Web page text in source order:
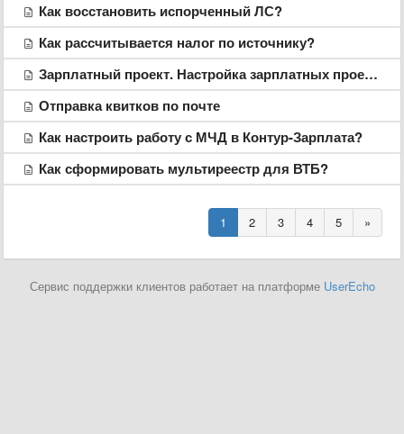
Как восстановить испорченный ЛС?
Как рассчитывается налог по источнику?
Зарплатный проект. Настройка зарплатных проектов
Отправка квитков по почте
Как настроить работу с МЧД в Контур-Зарплата?
Как сформировать мультиреестр для ВТБ?
1 2 3 4 5 »
Сервис поддержки клиентов работает на платформе UserEcho